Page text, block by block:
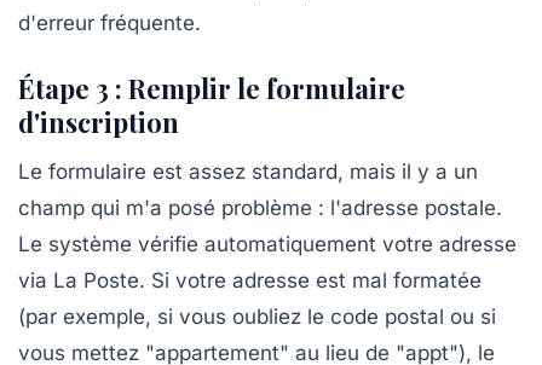
d'erreur fréquente.
Étape 3 : Remplir le formulaire
d'inscription
Le formulaire est assez standard, mais il y a un
champ qui m'a posé problème : l'adresse postale.
Le système vérifie automatiquement votre adresse
via La Poste. Si votre adresse est mal formatée
(par exemple, si vous oubliez le code postal ou si
vous mettez "appartement" au lieu de "appt"), le